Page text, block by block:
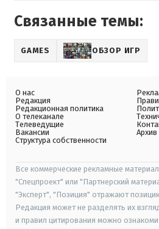
Связанные темы:
GAMES ОБЗОР ИГР
О нас
Редакция
Редакционная политика
О телеканале
Телеведущие
Вакансии
Структура собственности
Архив
Все коммерческие рекламные
"Спецпроект" или "Партнерский
"Эксперт", "Позиция" отражают
Редакция может не разделять их
и правил цитирования можно